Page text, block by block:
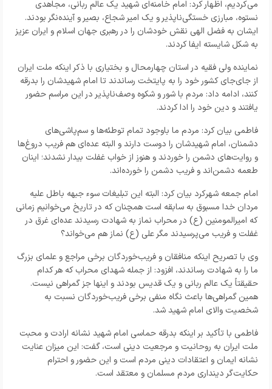
می‌کردیم، اظهار کرد: امام خامنه‌ای شهید یک عالم ربانی، مجاهدی
نستوه، مبارزی خستگی‌ناپذیر و یک امیر شجاع، بصیر و آینده‌نگر بودند.
ایشان به فضل الهی نقش خودشان را در رهبری جهان اسلام و ایران عزیز
به شکل شایسته ایفا کردند.
نماینده ولی فقیه در استان چهارمحال و بختیاری با ذکر اینکه ملت ایران
از جای‌جای کشور خود را به پایتخت رساندند تا امام شهیدشان را بدرقه
کنند، ادامه داد: مردم با شور و شکوه وصف‌ناپذیر در این مراسم حضور
یافتند و دین خود را ادا کردند.
فاطمی بیان کرد: مردم ما باوجود تمام توطئه‌ها و سم‌پاشی‌های
دشمنان، امام شهیدشان را دوست دارند و البته عده‌ای هم فریب دروغ‌ها
و روایت‌های دشمن را خوردند و هنوز از خواب غفلت بیدار نشدند؛ اینان
طعمه دشمن‌اند و فریب دشمن را خورده‌اند.
امام جمعه شهرکرد بیان کرد: البته این تبلیغات سوء جبهه باطل علیه
مردان خدا مسبوق به سابقه است همچنان که در تاریخ می‌خوانیم زمانی
که امیرالمومنین (ع) در محراب نماز به شهادت رسیدند عده‌ای غرق در
غفلت و فریب می‌پرسیدند مگر علی (ع) نماز هم می‌خواند؟
وی با تصریح اینکه منافقان و فریب‌خوردگان برخی مراجع و علمای بزرگ
ما را به شهادت رساندند، افزود: از جمله شهدای محراب که هر کدام
حقیقتاً یک عالم ربانی و یک قدیس بودند و اینها جز گمراهی نیست.
همین گمراهی‌ها باعث نگاه منفی برخی فریب‌خوردگان نسبت به
شخصیت والای امام شهید شد.
فاطمی با تأکید بر اینکه بدرقه حماسی امام شهید نشانه ارادت و محبت
ملت ایران به روحانیت و مرجعیت دینی است، گفت: این میزان عنایت
نشانه ایمان و اعتقادات دینی مردم است و این حضور و احترام
حکایت‌گر دینداری مردم مسلمان و معتقد است.